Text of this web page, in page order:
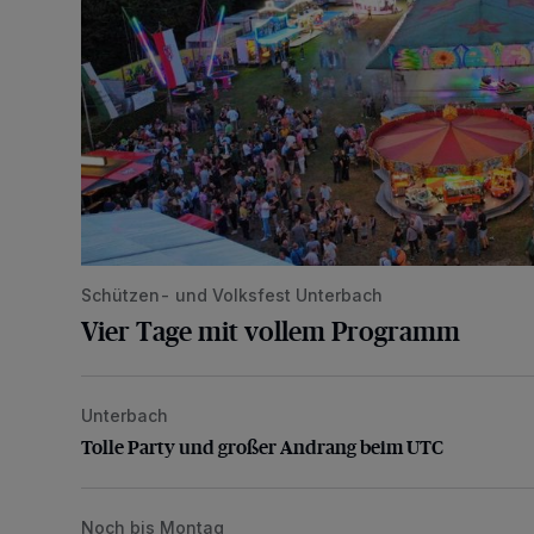
Schützen- und Volksfest Unterbach
Vier Tage mit vollem Programm
Tolle Party und großer Andrang beim UTC
Unterbach
Tolle Party und großer Andrang beim UTC
Noch bis Montag